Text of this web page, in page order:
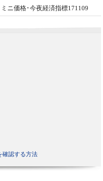
ニ価格･今夜経済指標171109
確認する方法